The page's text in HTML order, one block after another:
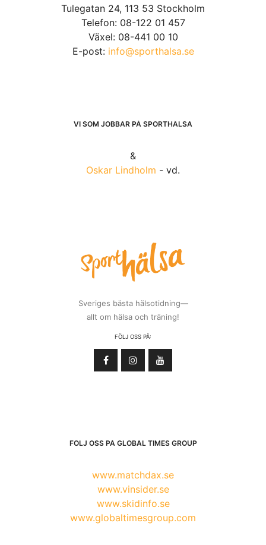
Tulegatan 24, 113 53 Stockholm
Telefon: 08-122 01 457
Växel: 08-441 00 10
E-post: info@sporthalsa.se
VI SOM JOBBAR PÅ SPORTHÄLSA
&
Oskar Lindholm - vd.
Sveriges bästa hälsotidning—
allt om hälsa och träning!
FÖLJ OSS PÅ:
FÖLJ OSS PÅ GLOBAL TIMES GROUP
www.matchdax.se
www.vinsider.se
www.skidinfo.se
www.globaltimesgroup.com